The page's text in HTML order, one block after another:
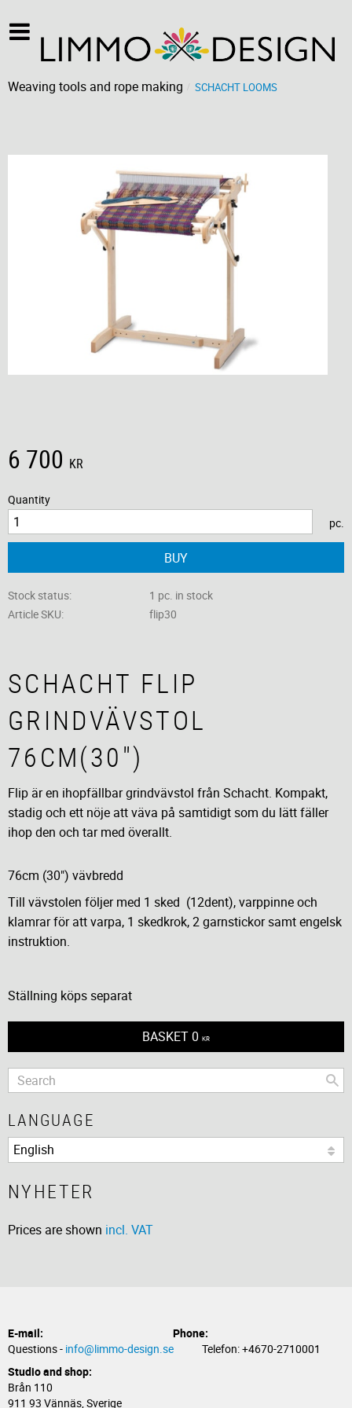
Weaving tools and rope making SCHACHT LOOMS
6 700 KR
Quantity
pc.
BUY
Stock status
1 pc. in stock
Article SKU
flip30
SCHACHT FLIP
GRINDVÄVSTOL
76CM(30")
Flip är en ihopfällbar grindvävstol från Schacht. Kompakt,
stadig och ett nöje att väva på samtidigt som du lätt fäller
ihop den och tar med överallt.
76cm (30") vävbredd
Till vävstolen följer med 1 sked (12dent), varppinne och
klamrar för att varpa, 1 skedkrok, 2 garnstickor samt engelsk
instruktion.
Ställning köps separat
BASKET 0 KR
LANGUAGE
NYHETER
Prices are shown incl. VAT
E-mail:
Phone:
Questions - info@limmo-design.se Telefon: +4670-2710001
Studio and shop:
Brån 110
911 93 Vännäs, Sverige